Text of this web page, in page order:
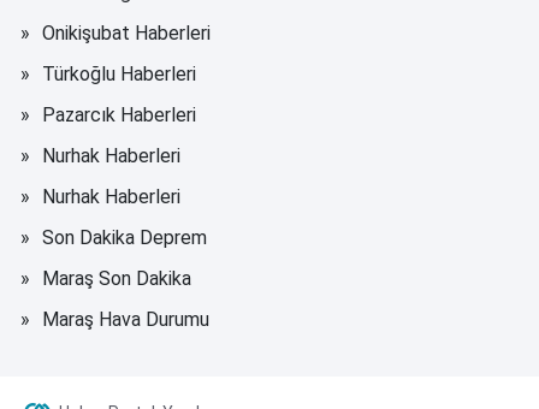
Onikişubat Haberleri
Türkoğlu Haberleri
Pazarcık Haberleri
Nurhak Haberleri
Nurhak Haberleri
Son Dakika Deprem
Maraş Son Dakika
Maraş Hava Durumu